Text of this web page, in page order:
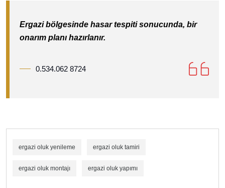
Ergazi bölgesinde hasar tespiti sonucunda, bir
onarım planı hazırlanır.
0.534.062 8724
ergazi oluk yenileme ergazi oluk tamiri
ergazi oluk montajı ergazi oluk yapımı